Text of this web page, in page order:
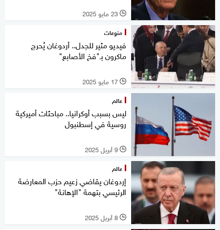
l 23 مايو 2025
منوعات
فيديو مثير للجدل.. أردوغان يُحرج
ماكرون بـ"فخ الأصابع"
l 17 مايو 2025
عالم
ليس بسبب أوكرانيا.. مباحثات أميركية
روسية في إسطنبول
l 9 أبريل 2025
عالم
إردوغان يقاضي زعيم حزب المعارضة
الرئيسي بتهمة "الإهانة"
l 8 أبريل 2025